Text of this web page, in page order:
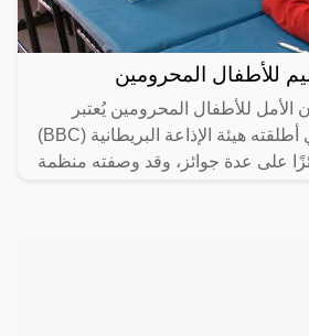
للأطفال المحرومين
للأطفال المحرومين يُعتبر
برنامج "درس" الذي أطلقته هيئة الإذاعة البريطانية (BBC)
على عدة جوائز، وقد وصفته منظمة